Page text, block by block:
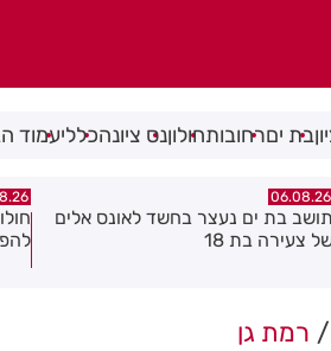
בת יםרחובותחולוןנס ציונהכלליעמוד
06.08.26
חולון תקבל 2.5 מיליון שקלים
זיהום האוויר מתחבורה
רמת גן